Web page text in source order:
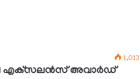
1,013
എക്‌സലന്‍സ് അവാര്‍ഡ്